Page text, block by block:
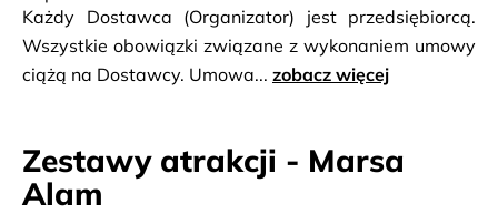
Każdy Dostawca (Organizator) jest przedsiębiorcą.
Wszystkie obowiązki związane z wykonaniem umowy
ciążą na Dostawcy. Umowa... zobacz więcej
Zestawy atrakcji - Marsa
Alam